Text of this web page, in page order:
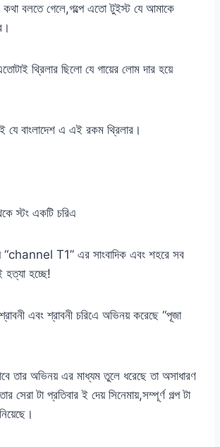
বলতে গেলে,গল্পে এতো টুইস্ট যে আমাকে
থ্রিলার ছিলো যে গায়ের লোম দার হয়ে
যে বাংলাদেশ এ এই রকম থ্রিলার।
স্টং একটি চরিএ
“channel T1” এর সাংবাদিক এবং শহরে সব
হত্যা হচ্ছে!
এবং শ্রাবনী চরিএে অভিনয় করেছে “পূজা
তার অভিনয় এর মাধ্যম তুলে ধরেছে তা অসাধারণ
সেরা টা প্রতিবার ই দেয় সিনেমায়,সম্পূর্ণ গল্প টা